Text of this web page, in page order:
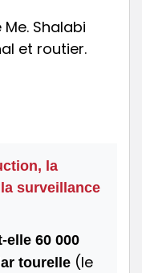
Shalabi
et routier.
la
surveillance
elle 60 000
tourelle (le